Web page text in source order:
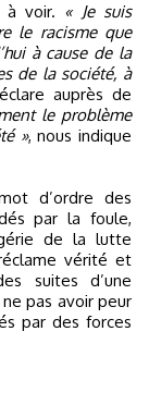
à voir. « Je suis
le racisme que
à cause de la
de la société, à
auprès de
le problème
», nous indique
d’ordre des
par la foule,
de la lutte
vérité et
suites d’une
pas avoir peur
par des forces